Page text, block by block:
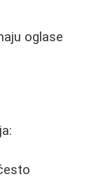
oglase